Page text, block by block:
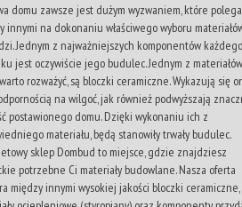
domu zawsze jest dużym wyzwaniem, które polega
innymi na dokonaniu właściwego wyboru
Jednym z najważniejszych komponentów każdego
jest oczywiście jego budulec. Jednym z materiałów,
rozważyć, są bloczki ceramiczne. Wykazują się
na wilgoć, jak również podwyższają
postawionego domu. Dzięki wykonaniu ich z
materiału, będą stanowiły trwały budulec.
sklep Dombud to miejsce, gdzie znajdziesz
potrzebne Ci materiały budowlane. Nasza oferta
między innymi wysokiej jakości bloczki ceramiczne,